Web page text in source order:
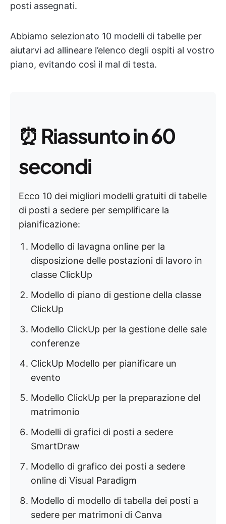
posti assegnati.
Abbiamo selezionato 10 modelli di tabelle per
aiutarvi ad allineare l’elenco degli ospiti al vostro
piano, evitando così il mal di testa.
⏰ Riassunto in 60
secondi
Ecco 10 dei migliori modelli gratuiti di tabelle
di posti a sedere per semplificare la
pianificazione:
Modello di lavagna online per la
disposizione delle postazioni di lavoro in
classe ClickUp
Modello di piano di gestione della classe
ClickUp
Modello ClickUp per la gestione delle sale
conferenze
ClickUp Modello per pianificare un
evento
Modello ClickUp per la preparazione del
matrimonio
Modelli di grafici di posti a sedere
SmartDraw
Modello di grafico dei posti a sedere
online di Visual Paradigm
Modello di modello di tabella dei posti a
sedere per matrimoni di Canva